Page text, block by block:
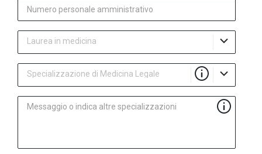
Numero personale amministrativo
Laurea in medicina
Specializzazione di Medicina Legale
Messaggio o indica altre specializzazioni